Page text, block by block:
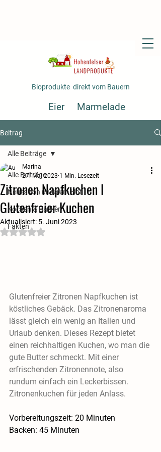
Bioprodukte direkt vom Bauern
Eier
Marmelade
Fertiggerichte
Gemüse
Beitrag
Alle Beiträge
Neues von unserem Hof
Kochen & Backen
Fakten
Alle Beiträge
Zitronen Napfkuchen I
Glutenfreier Kuchen
Marina
27. Mai 2023 1 Min. Lesezeit
Aktualisiert: 5. Juni 2023
Mit NaN von 5 Sternen bewertet.
Glutenfreier Zitronen Napfkuchen ist
köstliches Gebäck. Das Zitronenaroma
lässt gleich ein wenig an Italien und
Urlaub denken. Dieses Rezept bietet
einen reichhaltigen Kuchen, wo man die
gute Butter schmeckt. Mit einer
erfrischenden Zitronennote, also
rundum einfach ein Leckerbissen.
Zitronenkuchen für jeden Anlass.
Vorbereitungszeit: 20 Minuten
Backen: 45 Minuten